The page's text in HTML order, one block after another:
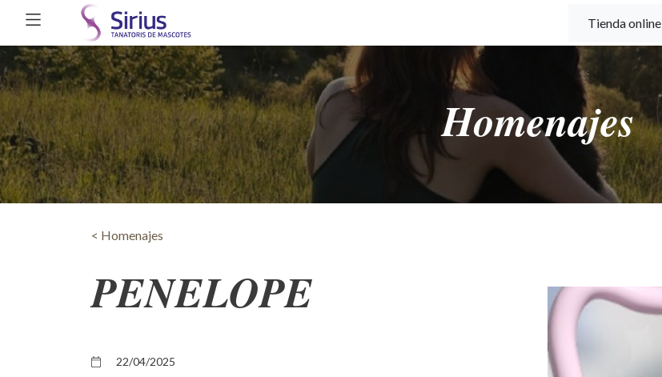
Tienda online
Homenajes
< Homenajes
PENELOPE
22/04/2025